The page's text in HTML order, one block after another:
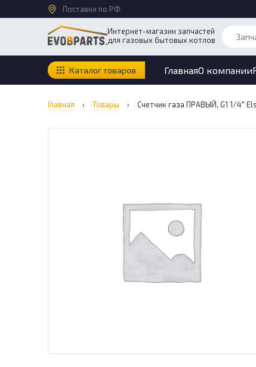
Поставки по РФ
Интернет-магазин запчастей
для газовых бытовых котлов
Каталог товаров ГлавнаяО компании
Главная › Товары › Счетчик газа ПРАВЫЙ, G1 1/4″